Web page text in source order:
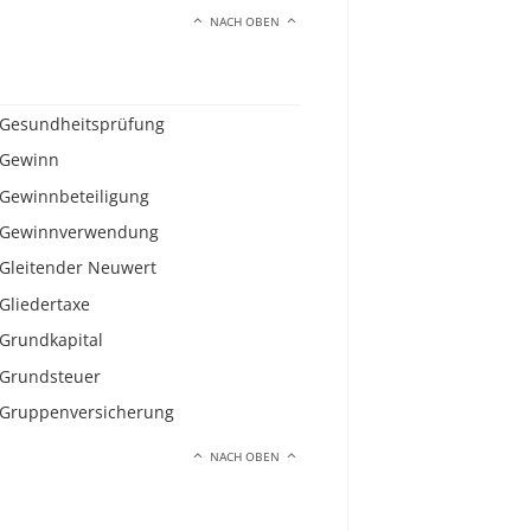
NACH OBEN
Gesundheitsprüfung
Gewinn
Gewinnbeteiligung
Gewinnverwendung
Gleitender Neuwert
Gliedertaxe
Grundkapital
Grundsteuer
Gruppenversicherung
NACH OBEN